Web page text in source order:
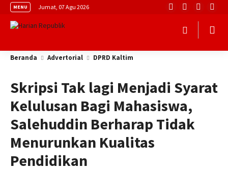
MENU Jumat, 07 Agu 2026
Beranda Advertorial DPRD Kaltim
Skripsi Tak lagi Menjadi Syarat
Kelulusan Bagi Mahasiswa,
Salehuddin Berharap Tidak
Menurunkan Kualitas
Pendidikan